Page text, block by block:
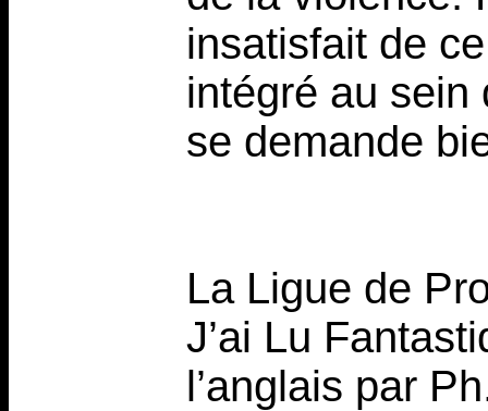
insatisfait de
intégré au sein
se demande
La Ligue de
J’ai Lu
l’anglais par